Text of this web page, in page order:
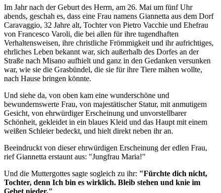
Im Jahr nach der Geburt des Herrn, am 26. Mai um fünf Uhr
abends, geschah es, dass eine Frau namens Giannetta aus dem Dorf
Caravaggio, 32 Jahre alt, Tochter von Pietro Vacchie und Ehefrau
von Francesco Varoli, die bei allen für ihre tugendhaften
Verhaltensweisen, ihre christliche Frömmigkeit und ihr aufrichtiges,
ehrliches Leben bekannt war, sich außerhalb des Dorfes an der
Straße nach Misano aufhielt und ganz in den Gedanken versunken
war, wie sie die Grasbündel, die sie für ihre Tiere mähen wollte,
nach Hause bringen könnte.
Und siehe da, von oben kam eine wunderschöne und
bewundernswerte Frau, von majestätischer Statur, mit anmutigem
Gesicht, von ehrwürdiger Erscheinung und unvorstellbarer
Schönheit, gekleidet in ein blaues Kleid und das Haupt mit einem
weißen Schleier bedeckt, und hielt direkt neben ihr an.
Beeindruckt von dieser ehrwürdigen Erscheinung der edlen Frau,
rief Giannetta erstaunt aus: "Jungfrau Maria!"
Und die Muttergottes sagte sogleich zu ihr: "Fürchte dich nicht,
Tochter, denn Ich bin es wirklich. Bleib stehen und knie im